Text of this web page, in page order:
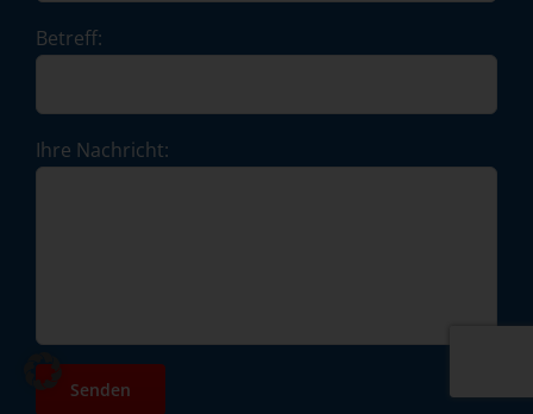
Betreff:
Ihre Nachricht: